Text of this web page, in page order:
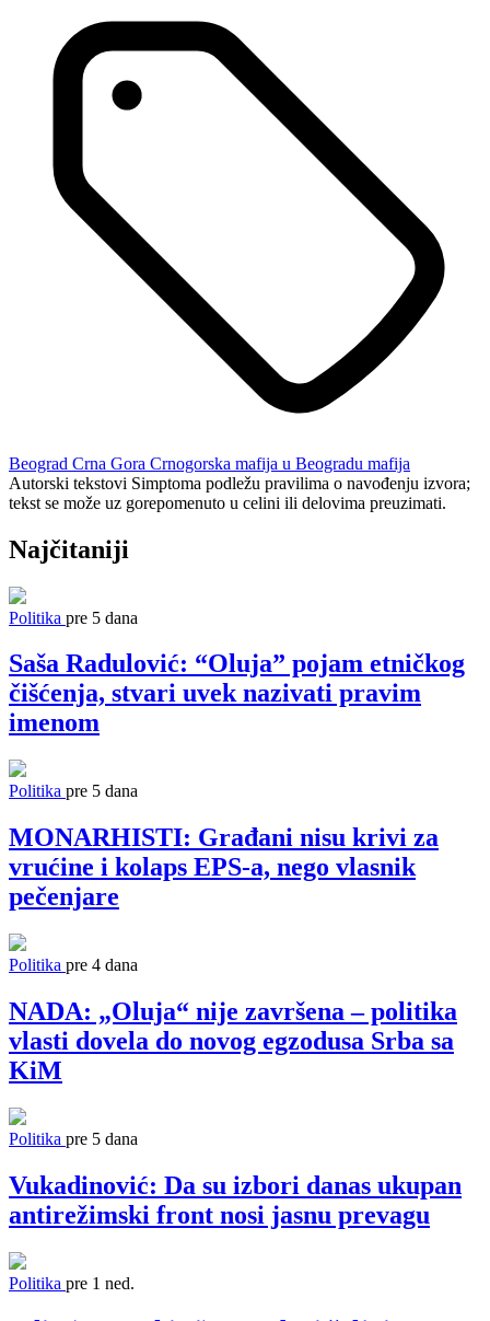
Beograd Crna Gora Crnogorska mafija u Beogradu mafija
Autorski tekstovi Simptoma podležu pravilima o navođenju izvora;
tekst se može uz gorepomenuto u celini ili delovima preuzimati.
Najčitaniji
Politika pre 5 dana
Saša Radulović: “Oluja” pojam etničkog
čišćenja, stvari uvek nazivati pravim
imenom
Politika pre 5 dana
MONARHISTI: Građani nisu krivi za
vrućine i kolaps EPS-a, nego vlasnik
pečenjare
Politika pre 4 dana
NADA: „Oluja“ nije završena – politika
vlasti dovela do novog egzodusa Srba sa
KiM
Politika pre 5 dana
Vukadinović: Da su izbori danas ukupan
antirežimski front nosi jasnu prevagu
Politika pre 1 ned.